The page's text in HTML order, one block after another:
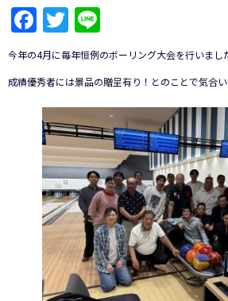
Facebook
Twitter
今年の4月に毎年恒例のボーリング大会を行いまし
成績優秀者には景品の贈呈有り！とのことで気合い